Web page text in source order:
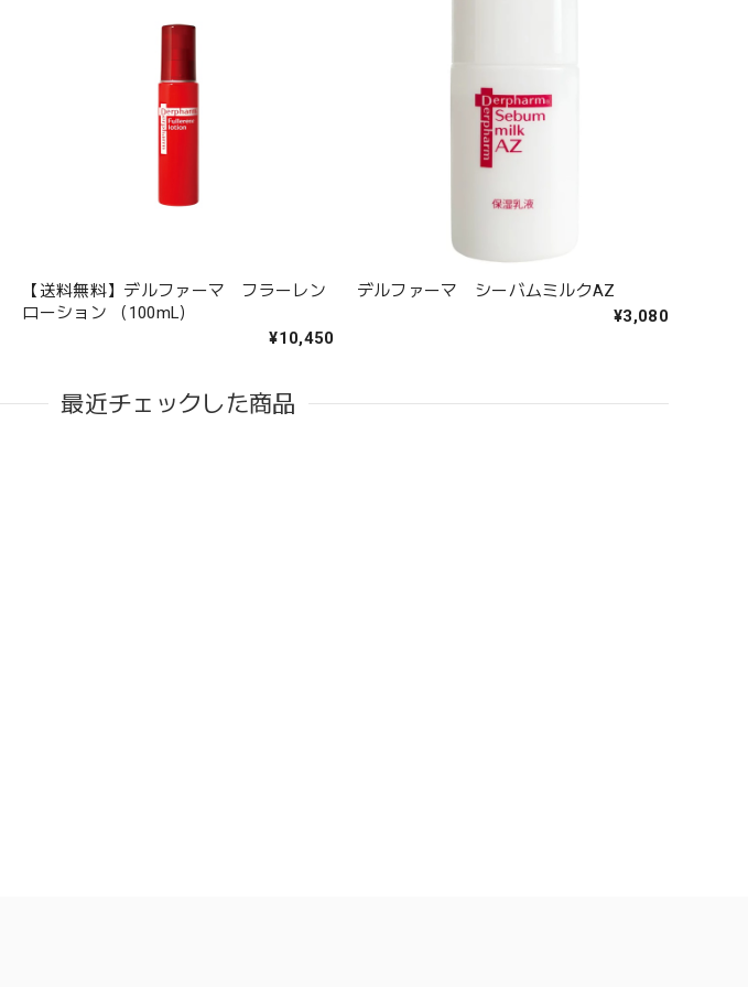
【送料無料】デルファーマ フラーレン
ローション （100mL）
¥10,450
デルファーマ シーバムミルクAZ
¥3,080
最近チェックした商品